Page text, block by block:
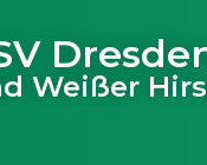
Weißer